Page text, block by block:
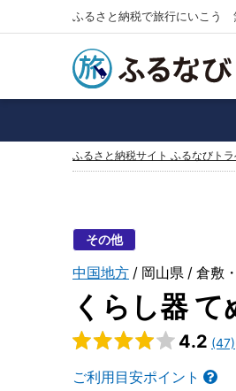
ふるさと納税で旅行にいこう
ふるさと納税サイト ふるなびト
その他
中国地方 岡山県 倉敷
くらし器
4.2 (47)
ご利用目安ポイント